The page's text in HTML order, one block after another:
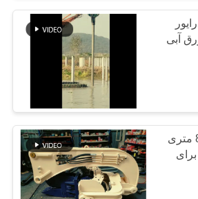
شمع دستگیره
آبی
مینی بیل مکانیکی 8 متری